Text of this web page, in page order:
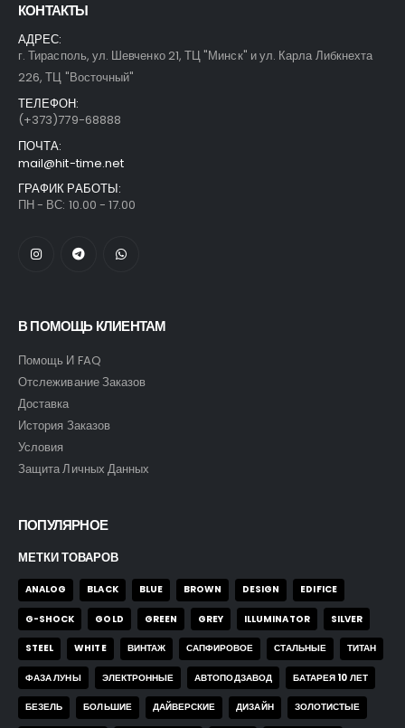
КОНТАКТЫ
АДРЕС:
г. Тирасполь, ул. Шевченко 21, ТЦ "Минск" и ул. Карла Либкнехта
226, ТЦ "Восточный"
ТЕЛЕФОН:
(+373)779-68888
ПОЧТА:
mail@hit-time.net
ГРАФИК РАБОТЫ:
ПН - ВС: 10.00 - 17.00
В ПОМОЩЬ КЛИЕНТАМ
Помощь И FAQ
Отслеживание Заказов
Доставка
История Заказов
Условия
Защита Личных Данных
ПОПУЛЯРНОЕ
МЕТКИ ТОВАРОВ
ANALOG BLACK BLUE BROWN DESIGN EDIFICE
G-SHOCK GOLD GREEN GREY ILLUMINATOR SILVER
STEEL WHITE ВИНТАЖ САПФИРОВОЕ СТАЛЬНЫЕ ТИТАН
ФАЗА ЛУНЫ ЭЛЕКТРОННЫЕ АВТОПОДЗАВОД БАТАРЕЯ 10 ЛЕТ
БЕЗЕЛЬ БОЛЬШИЕ ДАЙВЕРСКИЕ ДИЗАЙН ЗОЛОТИСТЫЕ